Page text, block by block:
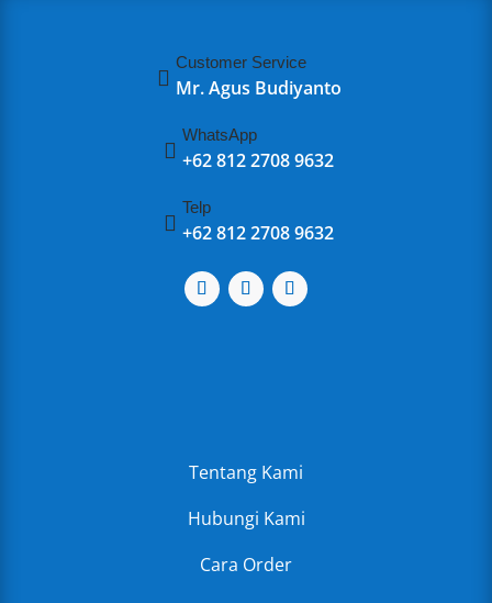

Customer Service
Mr. Agus Budiyanto

WhatsApp
+62 812 2708 9632

Telp
+62 812 2708 9632
Tentang Kami
Hubungi Kami
Cara Order